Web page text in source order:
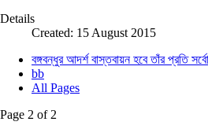
Details
Created: 15 August 2015
বঙ্গবন্ধুর আদর্শ বাস্তবায়ন হবে তাঁর প্রতি
bb
All Pages
Page 2 of 2